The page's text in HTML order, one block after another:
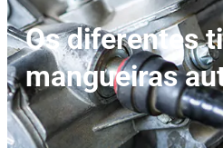
Os diferentes
mangueiras